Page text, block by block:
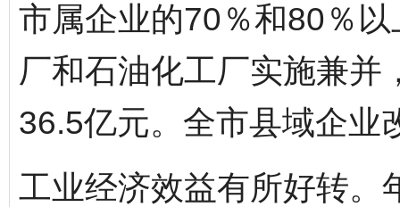
市属企业的70％和80％
厂和石油化工厂实施兼并
36.5亿元。全市县域企业
工业经济效益有所好转。